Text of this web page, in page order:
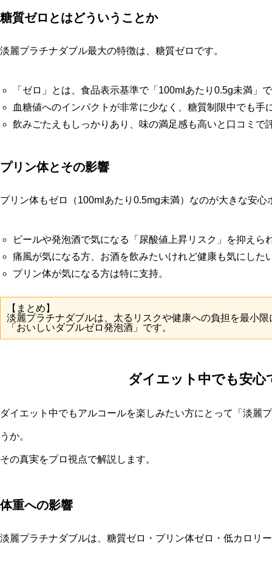
糖質ゼロとはどういうことか
淡麗プラチナダブル最大の特徴は、糖質ゼロです。
「ゼロ」とは、食品表示基準で「100mlあたり0.5g未満」
血糖値へのインパクトが非常に少なく、糖質制限中でも手
飲みごたえもしっかりあり、味の満足感も高いと口コミで
プリン体とその影響
プリン体もゼロ（100mlあたり0.5mg未満）なのが大きな安心
ビールや発泡酒で気になる「尿酸値上昇リスク」を抑えら
痛風が気になる方、お酒を飲みたいけれど健康も気にした
プリン体が気になる方は特に支持。
【まとめ】
淡麗プラチナダブルは、太るリスクや健康への負担を最小
「おいしいダブルゼロ発泡酒」です。
ダイエット中でも安心
ダイエット中でもアルコールを楽しみたい方にとって「淡麗
うか。
その真実をプロ視点で解説します。
体重への影響
淡麗プラチナダブルは、糖質ゼロ・プリン体ゼロ・低カロリ